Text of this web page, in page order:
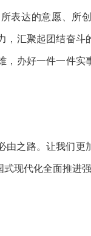
表达的意愿、所
，汇聚起团结奋
，办好一件一件
由之路。让我们
现代化全面推进